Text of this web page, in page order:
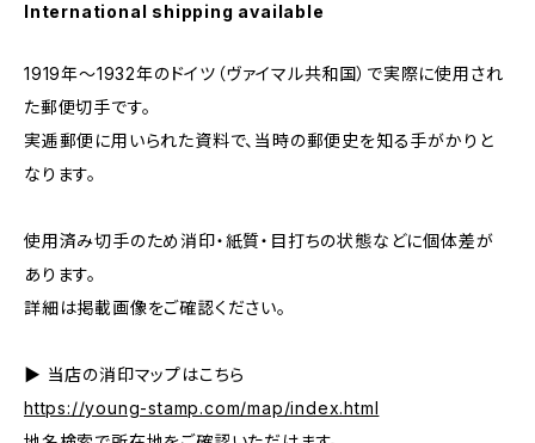
International shipping available
1919年～1932年のドイツ（ヴァイマル共和国）で実際に使用され
た郵便切手です。
実逓郵便に用いられた資料で、当時の郵便史を知る手がかりと
なります。
使用済み切手のため消印・紙質・目打ちの状態などに個体差が
あります。
詳細は掲載画像をご確認ください。
▶ 当店の消印マップはこちら
https://young-stamp.com/map/index.html